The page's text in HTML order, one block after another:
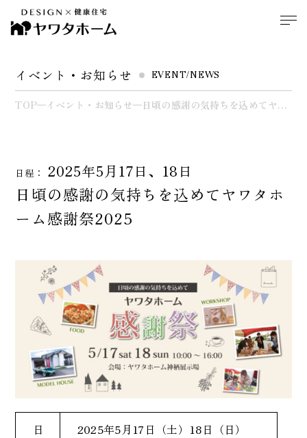
イベント・お知らせ EVENT/NEWS
TOP イベント・お知らせ
日頃の感謝の気持ちを込めてヤワ
日程： 2025年5月17日、18日
日頃の感謝の気持ちを込めてヤワタホ
ーム感謝祭2025
日
2025年5月17日（土）18日（日）